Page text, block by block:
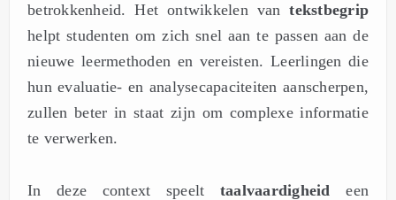
betrokkenheid. Het ontwikkelen vantekstbegrip
helpt studenten om zich snel aan te passen aan de
nieuwe leermethoden en vereisten. Leerlingen die
hun evaluatie- en analysecapaciteiten aanscherpen,
zullen beter in staat zijn om complexe informatie
te verwerken.
In deze context speelt taalvaardigheid een